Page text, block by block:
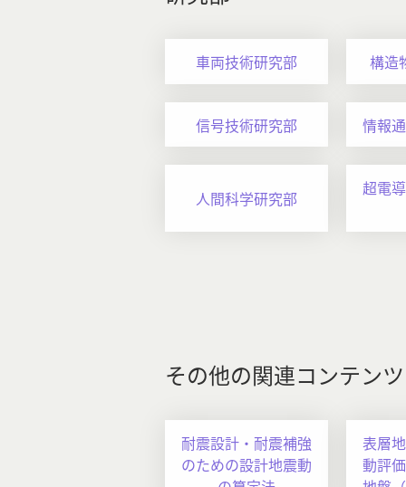
車両技術研究部 構造
信号技術研究部 情報
人間科学研究部 超電
その他の関連コンテンツ
耐震設計・耐震補強
のための設計地震動
表層
動評